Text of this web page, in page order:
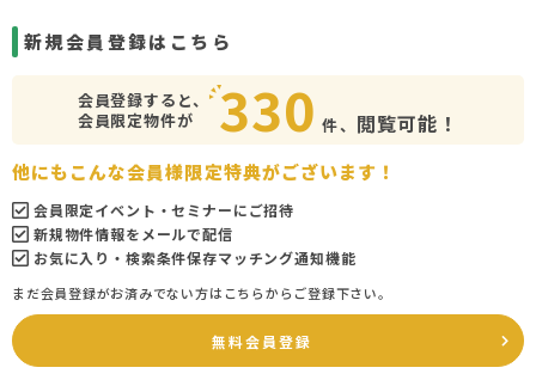
新規会員登録はこちら
会員登録すると、
会員限定物件が
330 件、 閲覧可能！
他にもこんな会員様限定特典がございます！
会員限定イベント・セミナーにご招待
新規物件情報をメールで配信
お気に入り・検索条件保存マッチング通知機能
まだ会員登録がお済みでない方はこちらからご登録下さい。
無料会員登録